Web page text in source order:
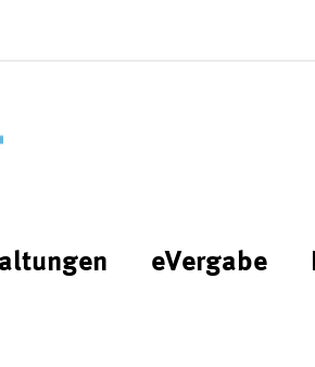
eVergabe